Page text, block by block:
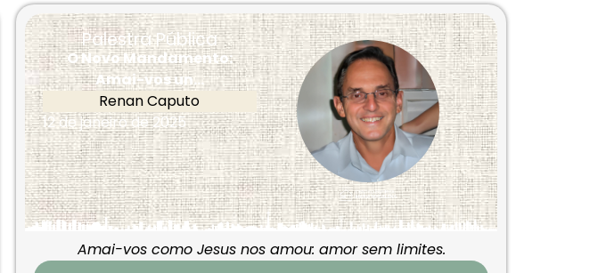
Palestra Pública
O Novo Mandamento:
Amai-vos un...
Renan Caputo
12 de janeiro de 2025
Amai-vos como Jesus nos amou: amor sem limites.